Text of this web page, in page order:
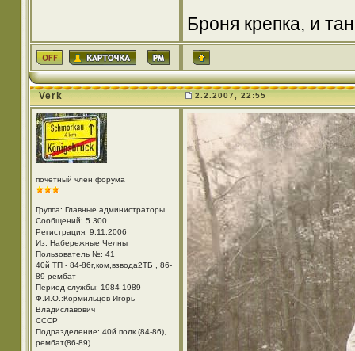
Броня крепка, и
Verk 2.2.2007, 22:55
почетный член форума
Группа: Главные администраторы
Сообщений: 5 300
Регистрация: 9.11.2006
Из: Набережные Челны
Пользователь №: 41
40й ТП - 84-86г,ком,взвода2ТБ , 86-
89 рембат
Период службы: 1984-1989
Ф.И.О.:Кормильцев Игорь
Владиславович
СССР
Подразделение: 40й полк (84-86),
рембат(86-89)